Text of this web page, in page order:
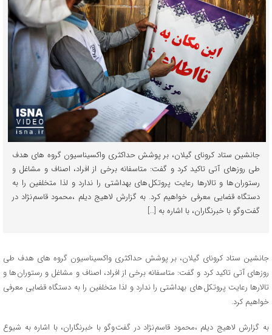
جانشین ستاد کرونای گیلان، بر پوشش حداکثری واکسیناسیون گروه های هدف
طی روزهای آتی تاکید کرد و گفت: متاسفانه برخی از افراد، اصناف و مشاغل و
رستوران ها و تالارها رعایت پروتکل های بهداشتی را ندارد و لذا متخلفین را به
دستگاه قضایی معرفی خواهیم کرد. به گزارش لاهیج دیلم ،محمود قاسم نژاد در
گفت وگو با خبرنگاران، با اشاره به […]
جانشین ستاد کرونای گیلان، بر پوشش حداکثری واکسیناسیون گروه های هدف طی
روزهای آتی تاکید کرد و گفت: متاسفانه برخی از افراد، اصناف و مشاغل و رستوران ها و
تالارها رعایت پروتکل های بهداشتی را ندارد و لذا متخلفین را به دستگاه قضایی معرفی
خواهیم کرد.
به گزارش لاهیج دیلم ،محمود قاسم نژاد در گفت وگو با خبرنگاران، با اشاره به شیوع